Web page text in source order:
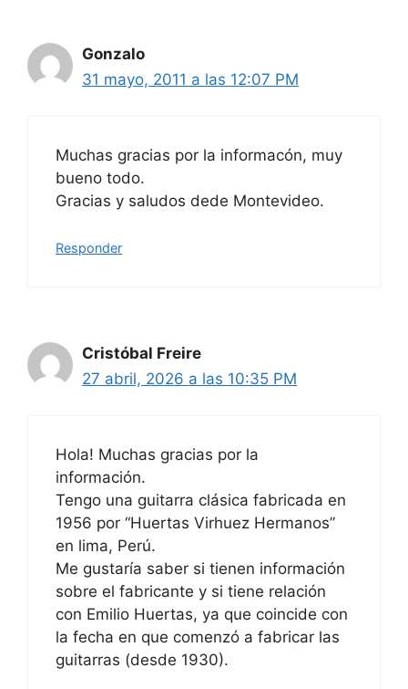
Gonzalo
31 mayo, 2011 a las 12:07 PM
Muchas gracias por la informacón, muy
bueno todo.
Gracias y saludos dede Montevideo.
Responder
Cristóbal Freire
27 abril, 2026 a las 10:35 PM
Hola! Muchas gracias por la
información.
Tengo una guitarra clásica fabricada en
1956 por “Huertas Virhuez Hermanos”
en lima, Perú.
Me gustaría saber si tienen información
sobre el fabricante y si tiene relación
con Emilio Huertas, ya que coincide con
la fecha en que comenzó a fabricar las
guitarras (desde 1930).